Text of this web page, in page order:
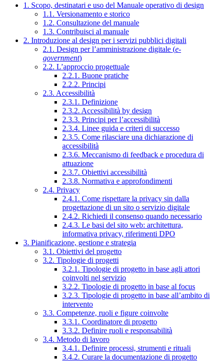
1. Scopo, destinatari e uso del Manuale operativo di design
1.1. Versionamento e storico
1.2. Consultazione del manuale
1.3. Contribuisci al manuale
2. Introduzione al design per i servizi pubblici digitali
2.1. Design per l’amministrazione digitale (e-
government)
2.2. L’approccio progettuale
2.2.1. Buone pratiche
2.2.2. Principi
2.3. Accessibilità
2.3.1. Definizione
2.3.2. Accessibilità by design
2.3.3. Principi per l’accessibilità
2.3.4. Linee guida e criteri di successo
2.3.5. Come rilasciare una dichiarazione di
accessibilità
2.3.6. Meccanismo di feedback e procedura di
attuazione
2.3.7. Obiettivi accessibilità
2.3.8. Normativa e approfondimenti
2.4. Privacy
2.4.1. Come rispettare la privacy sin dalla
progettazione di un sito o servizio digitale
2.4.2. Richiedi il consenso quando necessario
2.4.3. Le basi del sito web: architettura,
informativa privacy, riferimenti DPO
3. Pianificazione, gestione e strategia
3.1. Obiettivi del progetto
3.2. Tipologie di progetti
3.2.1. Tipologie di progetto in base agli attori
coinvolti nel servizio
3.2.2. Tipologie di progetto in base al focus
3.2.3. Tipologie di progetto in base all’ambito di
intervento
3.3. Competenze, ruoli e figure coinvolte
3.3.1. Coordinatore di progetto
3.3.2. Definire ruoli e responsabilità
3.4. Metodo di lavoro
3.4.1. Definire processi, strumenti e rituali
3.4.2. Curare la documentazione di progetto